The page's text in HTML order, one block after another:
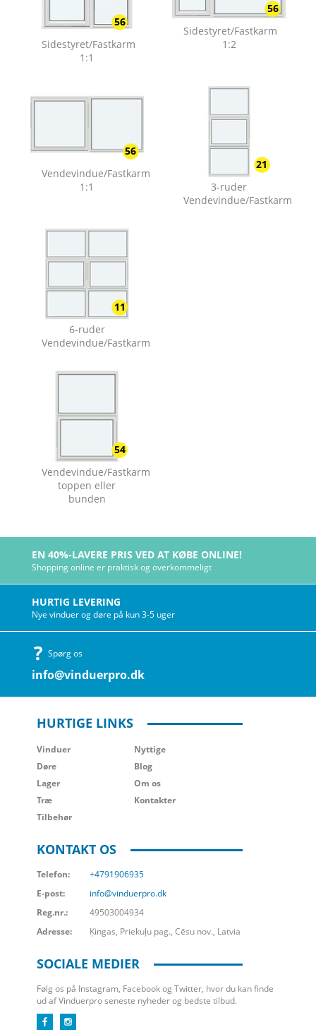
56
Sidestyret/Fastkarm
1:1
56
Sidestyret/Fastkarm
1:2
56
Vendevindue/Fastkarm
1:1
21
3-ruder
Vendevindue/Fastkarm
11
6-ruder
Vendevindue/Fastkarm
54
Vendevindue/Fastkarm
toppen eller
bunden
EN 40%-LAVERE PRIS VED AT KØBE ONLINE!
Shopping online er praktisk og overkommeligt
HURTIG LEVERING
Nye vinduer og døre på kun 3-5 uger
Spørg os
info@vinduerpro.dk
HURTIGE LINKS
Vinduer
Døre
Lager
Træ
Tilbehør
Nyttige
Blog
Om os
Kontakter
KONTAKT OS
Telefon:
+4791906935
E-post:
info@vinduerpro.dk
Reg.nr.:
49503004934
Adresse:
Ķingas, Priekuļu pag., Cēsu nov., Latvia
SOCIALE MEDIER
Følg os på Instagram, Facebook og Twitter, hvor du kan finde
ud af Vinduerpro seneste nyheder og bedste tilbud.